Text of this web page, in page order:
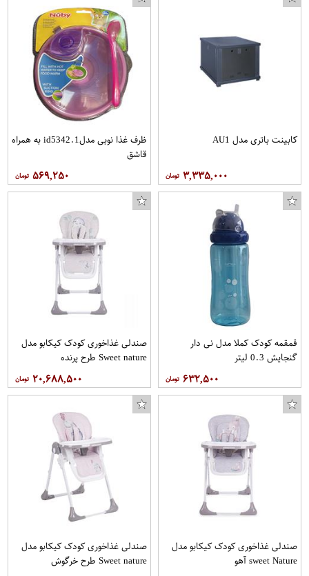
کابینت باتری مدل AU1
۳,۳۳۵,۰۰۰
ظرف غذا نوبی مدلid5342.1 به همراه
قاشق
۵۶۹,۲۵۰
قمقمه کودک کملا مدل نی دار
گنجایش 0.3 لیتر
۶۳۲,۵۰۰
صندلی غذاخوری کودک کیکابو مدل
Sweet nature طرح پرنده
۲۰,۶۸۸,۵۰۰
صندلی غذاخوری کودک کیکابو مدل
sweet Nature آهو
صندلی غذاخوری کودک کیکابو مدل
Sweet nature طرح خرگوش